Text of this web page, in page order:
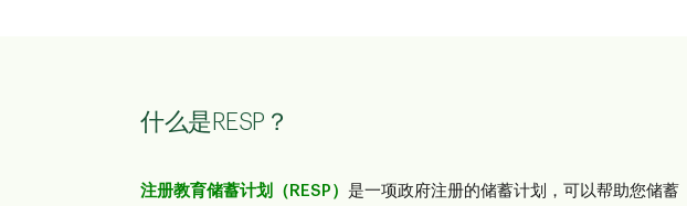
什么是RESP？
注册教育储蓄计划（RESP） 是一项政府注册的储蓄计划，可以帮助您储蓄